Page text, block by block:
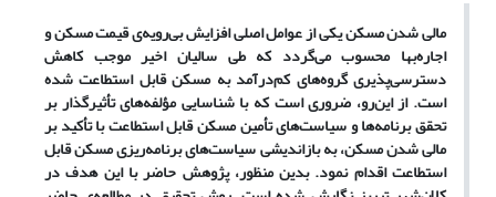
مالی شدن مسکن یکی از عوامل اصلی افزایش بی‌رویه‌ی قیمت مسکن و
اجاره‌بها محسوب می‌گردد که طی سالیان اخیر موجب کاهش
دسترسی‌پذیری گروه‌های کم‌درآمد به مسکن قابل استطاعت شده
است. از این‌رو، ضروری است که با شناسایی مؤلفه‌های تأثیرگذار بر
تحقق برنامه‌ها و سیاست‌های تأمین مسکن قابل استطاعت با تأکید بر
مالی شدن مسکن، به بازاندیشی سیاست‌های برنامه‌ریزی مسکن قابل
استطاعت اقدام نمود. بدین منظور، پژوهش حاضر با این هدف در